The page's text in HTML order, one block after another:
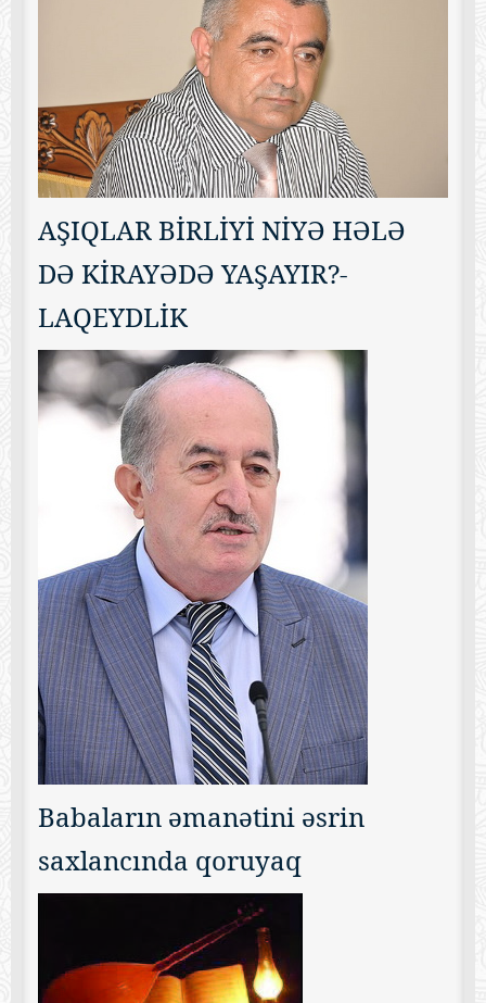
AŞIQLAR BİRLİYİ NİYƏ HƏLƏ
DƏ KİRAYƏDƏ YAŞAYIR?-
LAQEYDLİK
Babaların əmanətini əsrin
saxlancında qoruyaq